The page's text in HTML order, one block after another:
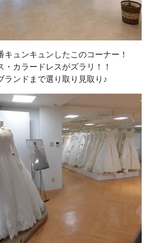
キュンキュンしたこのコーナー！
・カラードレスがズラリ！！
ランドまで選り取り見取り♪